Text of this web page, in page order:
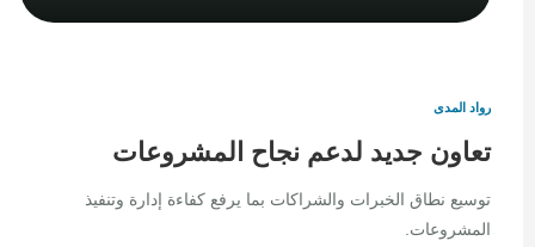
رواد المدى
تعاون جديد لدعم نجاح المشروعات
توسيع نطاق الخبرات والشراكات بما يرفع كفاءة إدارة وتنفيذ
المشروعات.